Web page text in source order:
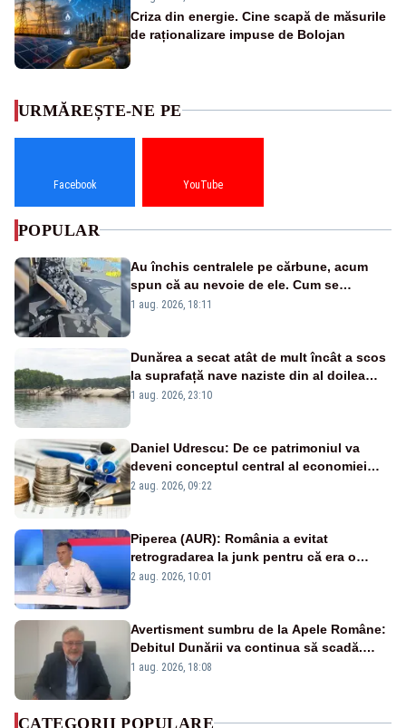
Criza din energie. Cine scapă de măsurile
de raționalizare impuse de Bolojan
URMĂREȘTE-NE PE
Facebook YouTube
POPULAR
Au închis centralele pe cărbune, acum
spun că au nevoie de ele. Cum se
pasează vina în plină criză energetică
1 aug. 2026, 18:11
Dunărea a secat atât de mult încât a scos
la suprafață nave naziste din al doilea
război mondial
1 aug. 2026, 23:10
Daniel Udrescu: De ce patrimoniul va
deveni conceptul central al economiei
viitoare?
2 aug. 2026, 09:22
Piperea (AUR): România a evitat
retrogradarea la junk pentru că era o
catastrofă pentru bănci și fondurile de
2 aug. 2026, 10:01
Avertisment sumbru de la Apele Române:
Debitul Dunării va continua să scadă.
Cernavodă s-ar putea închide în 4 zile
1 aug. 2026, 18:08
CATEGORII POPULARE